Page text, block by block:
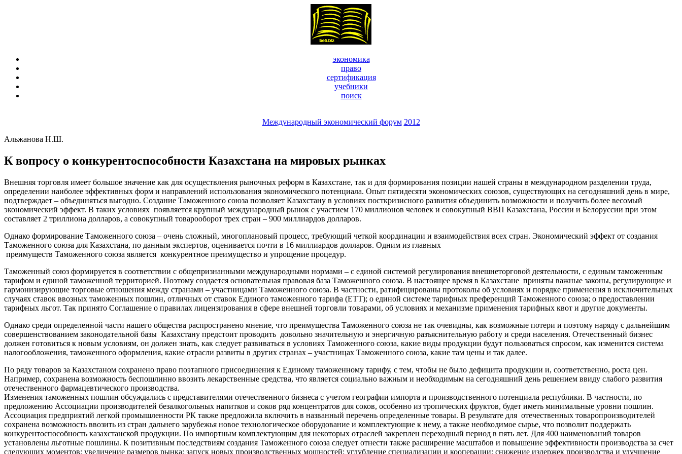
экономика
право
сертификация
учебники
поиск
Международный экономический форум 2012
Альжанова Н.Ш.
К вопросу о конкурентоспособности Казахстана на мировых рынках
Внешняя торговля имеет большое значение как для осуществления рыночных реформ в Казахстане, так и для формирования позиции нашей страны в международном разделении труда,
определении наиболее эффективных форм и направлений использования экономического потенциала. Опыт пятидесяти экономических союзов, существующих на сегодняшний день в мире,
подтверждает – объединяться выгодно. Создание Таможенного союза позволяет Казахстану в условиях посткризисного развития объединить возможности и получить более весомый
экономический эффект. В таких условиях появляется крупный международный рынок с участием 170 миллионов человек и совокупный ВВП Казахстана, России и Белоруссии при этом
составляет 2 триллиона долларов, а совокупный товарооборот трех стран – 900 миллиардов долларов.
Однако формирование Таможенного союза – очень сложный, многоплановый процесс, требующий четкой координации и взаимодействия всех стран. Экономический эффект от создания
Таможенного союза для Казахстана, по данным экспертов, оценивается почти в 16 миллиардов долларов. Одним из главных
преимуществ Таможенного союза является конкурентное преимущество и упрощение процедур.
Таможенный союз формируется в соответствии с общепризнанными международными нормами – с единой системой регулирования внешнеторговой деятельности, с единым таможенным
тарифом и единой таможенной территорией. Поэтому создается основательная правовая база Таможенного союза. В настоящее время в Казахстане приняты важные законы, регулирующие и
гармонизирующие торговые отношения между странами – участницами Таможенного союза. В частности, ратифицированы протоколы об условиях и порядке применения в исключительных
случаях ставок ввозных таможенных пошлин, отличных от ставок Единого таможенного тарифа (ЕТТ); о единой системе тарифных преференций Таможенного союза; о предоставлении
тарифных льгот. Так принято Соглашение о правилах лицензирования в сфере внешней торговли товарами, об условиях и механизме применения тарифных квот и другие документы.
Однако среди определенной части нашего общества распространено мнение, что преимущества Таможенного союза не так очевидны, как возможные потери и поэтому наряду с дальнейшим
совершенствованием законодательной базы Казахстану предстоит проводить довольно значительную и энергичную разъяснительную работу и среди населения. Отечественный бизнес
должен готовиться к новым условиям, он должен знать, как следует развиваться в условиях Таможенного союза, какие виды продукции будут пользоваться спросом, как изменится система
налогообложения, таможенного оформления, какие отрасли развиты в других странах – участницах Таможенного союза, какие там цены и так далее.
По ряду товаров за Казахстаном сохранено право поэтапного присоединения к Единому таможенному тарифу, с тем, чтобы не было дефицита продукции и, соответственно, роста цен.
Например, сохранена возможность беспошлинно ввозить лекарственные средства, что является социально важным и необходимым на сегодняшний день решением ввиду слабого развития
отечественного фармацевтического производства.
Изменения таможенных пошлин обсуждались с представителями отечественного бизнеса с учетом географии импорта и производственного потенциала республики. В частности, по
предложению Ассоциации производителей безалкогольных напитков и соков ряд концентратов для соков, особенно из тропических фруктов, будет иметь минимальные уровни пошлин.
Ассоциация предприятий легкой промышленности РК также предложила включить в названный перечень определенные товары. В результате для отечественных товаропроизводителей
сохранена возможность ввозить из стран дальнего зарубежья новое технологическое оборудование и комплектующие к нему, а также необходимое сырье, что позволит поддержать
конкурентоспособность казахстанской продукции. По импортным комплектующим для некоторых отраслей закреплен переходный период в пять лет. Для 400 наименований товаров
установлены льготные пошлины. К позитивным последствиям создания Таможенного союза следует отнести также расширение масштабов и повышение эффективности производства за счет
следующих моментов: увеличение размеров рынка; запуск новых производственных мощностей; углубление специализации и кооперации; снижение издержек производства и улучшение